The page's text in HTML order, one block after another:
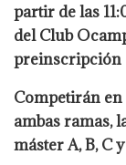
partir de las
del Club
preinscripción
Competirán
ambas ramas,
máster A, B, C